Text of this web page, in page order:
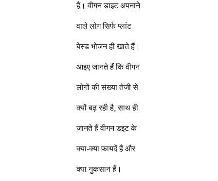
हैं। वीगन डाइट अपनाने
वाले लोग सिर्फ प्लांट
बेस्ड भोजन ही खाते हैं।
आइए जानते हैं कि वीगन
लोगों की संख्या तेजी से
क्यों बढ़ रही है, साथ ही
जानते हैं वीगन डइट के
क्या-क्या फायदें हैं और
क्या नुकसान हैं।